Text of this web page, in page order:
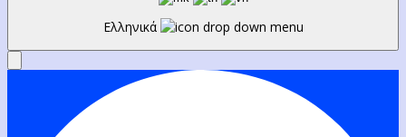
Ελληνικά